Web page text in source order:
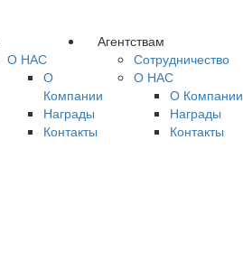
О НАС
О
Компании
Награды
Контакты
Агентствам
Сотрудничество
О НАС
О Компании
Награды
Контакты